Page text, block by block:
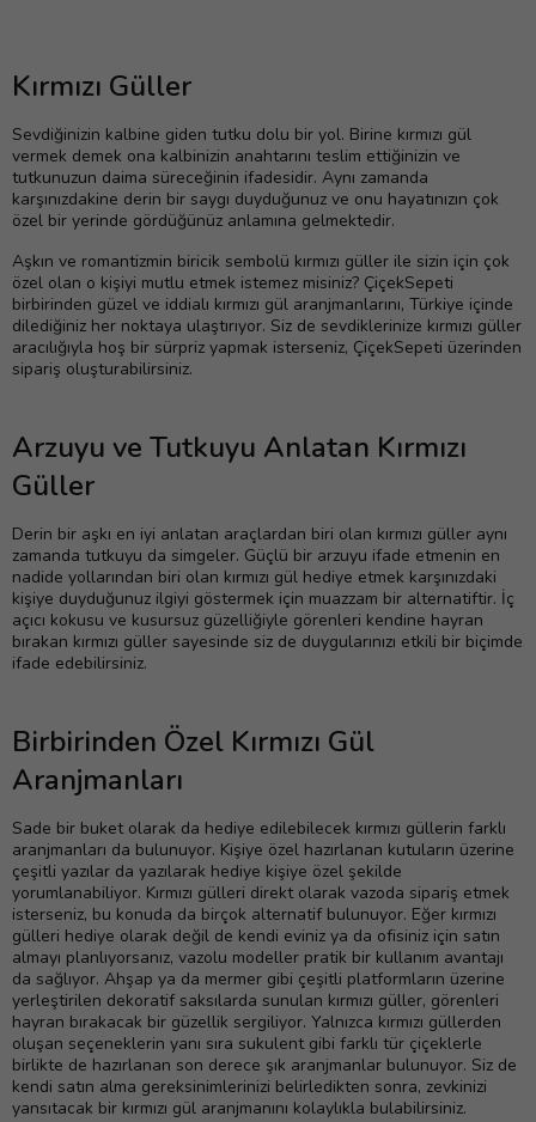
Kırmızı Güller
Sevdiğinizin kalbine giden tutku dolu bir yol. Birine kırmızı gül
vermek demek ona kalbinizin anahtarını teslim ettiğinizin ve
tutkunuzun daima süreceğinin ifadesidir. Aynı zamanda
karşınızdakine derin bir saygı duyduğunuz ve onu hayatınızın çok
özel bir yerinde gördüğünüz anlamına gelmektedir.
Aşkın ve romantizmin biricik sembolü kırmızı güller ile sizin için çok
özel olan o kişiyi mutlu etmek istemez misiniz? ÇiçekSepeti
birbirinden güzel ve iddialı kırmızı gül aranjmanlarını, Türkiye içinde
dilediğiniz her noktaya ulaştırıyor. Siz de sevdiklerinize kırmızı güller
aracılığıyla hoş bir sürpriz yapmak isterseniz, ÇiçekSepeti üzerinden
sipariş oluşturabilirsiniz.
Arzuyu ve Tutkuyu Anlatan Kırmızı
Güller
Derin bir aşkı en iyi anlatan araçlardan biri olan kırmızı güller aynı
zamanda tutkuyu da simgeler. Güçlü bir arzuyu ifade etmenin en
nadide yollarından biri olan kırmızı gül hediye etmek karşınızdaki
kişiye duyduğunuz ilgiyi göstermek için muazzam bir alternatiftir. İç
açıcı kokusu ve kusursuz güzelliğiyle görenleri kendine hayran
bırakan kırmızı güller sayesinde siz de duygularınızı etkili bir biçimde
ifade edebilirsiniz.
Birbirinden Özel Kırmızı Gül
Aranjmanları
Sade bir buket olarak da hediye edilebilecek kırmızı güllerin farklı
aranjmanları da bulunuyor. Kişiye özel hazırlanan kutuların üzerine
çeşitli yazılar da yazılarak hediye kişiye özel şekilde
yorumlanabiliyor. Kırmızı gülleri direkt olarak vazoda sipariş etmek
isterseniz, bu konuda da birçok alternatif bulunuyor. Eğer kırmızı
gülleri hediye olarak değil de kendi eviniz ya da ofisiniz için satın
almayı planlıyorsanız, vazolu modeller pratik bir kullanım avantajı
da sağlıyor. Ahşap ya da mermer gibi çeşitli platformların üzerine
yerleştirilen dekoratif saksılarda sunulan kırmızı güller, görenleri
hayran bırakacak bir güzellik sergiliyor. Yalnızca kırmızı güllerden
oluşan seçeneklerin yanı sıra sukulent gibi farklı tür çiçeklerle
birlikte de hazırlanan son derece şık aranjmanlar bulunuyor. Siz de
kendi satın alma gereksinimlerinizi belirledikten sonra, zevkinizi
yansıtacak bir kırmızı gül aranjmanını kolaylıkla bulabilirsiniz.